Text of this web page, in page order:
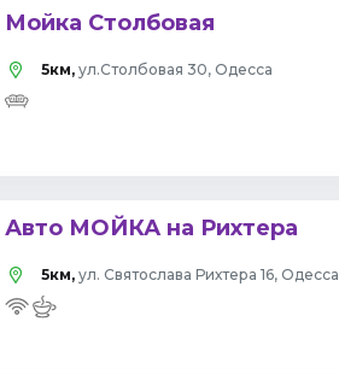
Мойка Столбовая
5км, ул.Столбовая 30, Одесса
Авто МОЙКА на Рихтера
5км, ул. Святослава Рихтера 16, Одесса